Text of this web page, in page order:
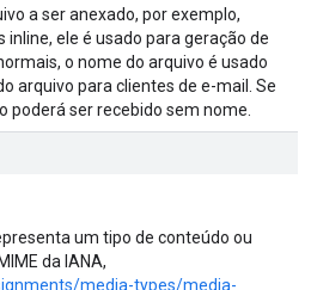
a ser anexado, por exemplo,
inline, ele é usado para geração de
o nome do arquivo é usado
arquivo para clientes de e-mail. Se
poderá ser recebido sem nome.
um tipo de conteúdo ou
da IANA,
media-types/media-